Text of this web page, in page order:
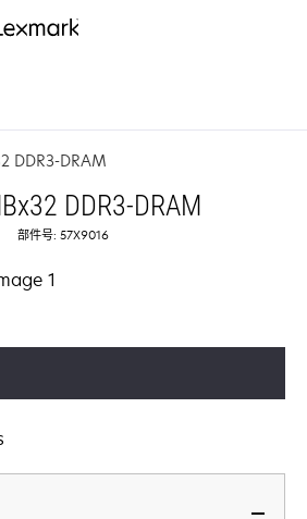
DDR3-DRAM
DDR3-DRAM
部件号: 57X9016